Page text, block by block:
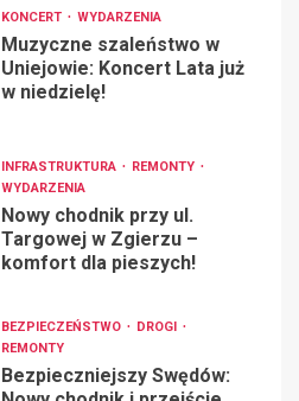
KONCERT WYDARZENIA
Muzyczne szaleństwo w
Uniejowie: Koncert Lata już
w niedzielę!
INFRASTRUKTURA
REMONTY
WYDARZENIA
Nowy chodnik przy ul.
Targowej w Zgierzu –
komfort dla pieszych!
BEZPIECZEŃSTWO
DROGI
REMONTY
Bezpieczniejszy Swędów: